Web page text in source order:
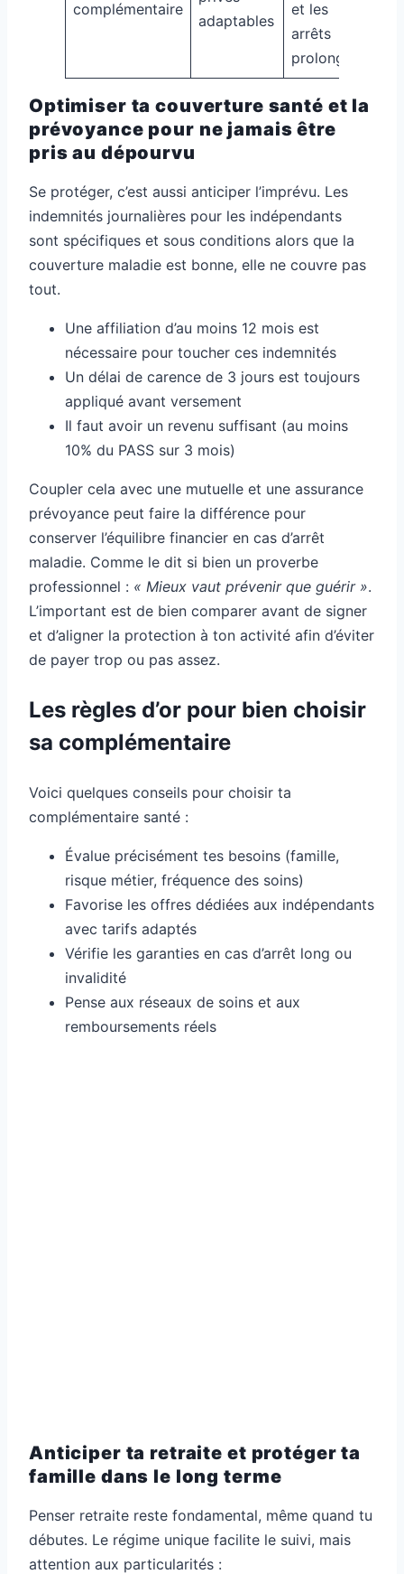
complémentaire
adaptables
et les
arrêts
prolongés
Optimiser ta couverture santé et la
prévoyance pour ne jamais être
pris au dépourvu
Se protéger, c’est aussi anticiper l’imprévu. Les
indemnités journalières pour les indépendants
sont spécifiques et sous conditions alors que la
couverture maladie est bonne, elle ne couvre pas
tout.
Une affiliation d’au moins 12 mois est
nécessaire pour toucher ces indemnités
Un délai de carence de 3 jours est toujours
appliqué avant versement
Il faut avoir un revenu suffisant (au moins
10% du PASS sur 3 mois)
Coupler cela avec une mutuelle et une assurance
prévoyance peut faire la différence pour
conserver l’équilibre financier en cas d’arrêt
maladie. Comme le dit si bien un proverbe
professionnel : « Mieux vaut prévenir que guérir ».
L’important est de bien comparer avant de signer
et d’aligner la protection à ton activité afin d’éviter
de payer trop ou pas assez.
Les règles d’or pour bien choisir
sa complémentaire
Voici quelques conseils pour choisir ta
complémentaire santé :
Évalue précisément tes besoins (famille,
risque métier, fréquence des soins)
Favorise les offres dédiées aux indépendants
avec tarifs adaptés
Vérifie les garanties en cas d’arrêt long ou
invalidité
Pense aux réseaux de soins et aux
remboursements réels
Anticiper ta retraite et protéger ta
famille dans le long terme
Penser retraite reste fondamental, même quand tu
débutes. Le régime unique facilite le suivi, mais
attention aux particularités :